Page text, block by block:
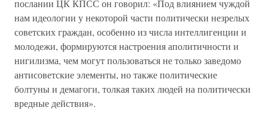
послании ЦК КПСС он говорил: «Под влиянием чуждой
нам идеологии у некоторой части политически незрелых
советских граждан, особенно из числа интеллигенции и
молодежи, формируются настроения аполитичности и
нигилизма, чем могут пользоваться не только заведомо
антисоветские элементы, но также политические
болтуны и демагоги, толкая таких людей на политически
вредные действия».